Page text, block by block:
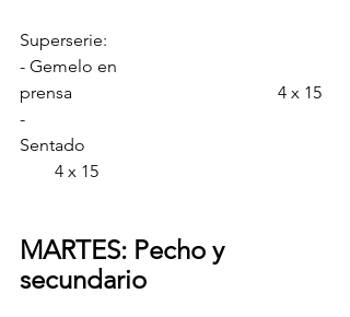
Superserie:
- Gemelo en
prensa                                               4 x 15
-
Sentado
4 x 15
MARTES: Pecho y
secundario